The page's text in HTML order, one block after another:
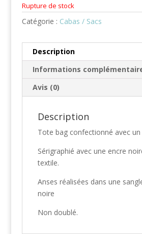
Rupture de stock
Catégorie : Cabas / Sacs
Description
Informations
Avis (0)
Description
Tote bag confectionné avec un
Sérigraphié avec une encre
textile.
Anses réalisées dans une
noire
Non doublé.